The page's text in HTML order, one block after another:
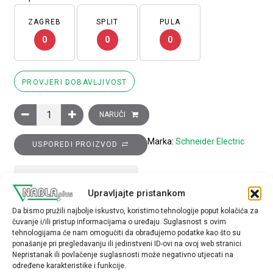
Upravljajte pristankom
Da bismo pružili najbolje iskustvo, koristimo tehnologije poput kolačića za
čuvanje i/ili pristup informacijama o uređaju. Suglasnost s ovim
tehnologijama će nam omogućiti da obrađujemo podatke kao što su
ponašanje pri pregledavanju ili jedinstveni ID-ovi na ovoj web stranici.
Nepristanak ili povlačenje suglasnosti može negativno utjecati na
određene karakteristike i funkcije.
ZAGREB
0
SPLIT
0
PULA
0
PROVJERI DOBAVLJIVOST
Glava preklopke, upuštena, s ključem, 8D1, 3 položaja,
NARUČI
USPOREDI PROIZVOD Marka: Schneider Electric
Tip opreme
glava preklopke